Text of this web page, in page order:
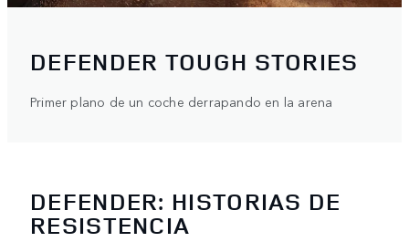
DEFENDER TOUGH STORIES
Primer plano de un coche derrapando en la arena
DEFENDER: HISTORIAS DE
RESISTENCIA